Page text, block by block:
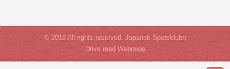
© 2018 All rights reserved. Japansk Spetsklubb
Drivs med Webnode